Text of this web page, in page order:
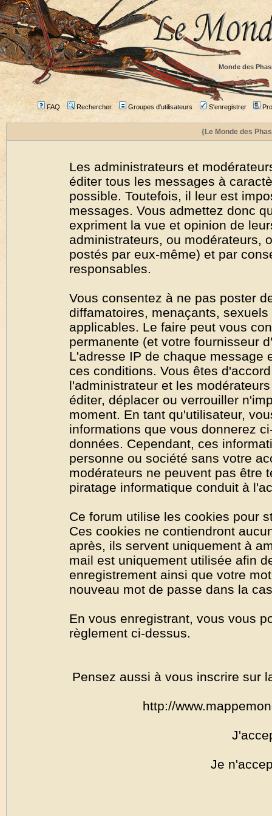
Monde des
FAQ Rechercher Groupes d'utilisateurs S'enregistrer
{Le Monde des
Les administrateurs et
éditer tous les messages à
possible. Toutefois, il leur est
messages. Vous admettez donc
expriment la vue et opinion de
administrateurs, ou modérateurs,
postés par eux-même) et par
responsables.
Vous consentez à ne pas poster
diffamatoires, menaçants,
applicables. Le faire peut vous
permanente (et votre fournisseur
L'adresse IP de chaque message
ces conditions. Vous êtes
l'administrateur et les
éditer, déplacer ou verrouiller
moment. En tant qu'utilisateur,
informations que vous donnerez
données. Cependant, ces
personne ou société sans votre
modérateurs ne peuvent pas être
piratage informatique conduit à
Ce forum utilise les cookies pour
Ces cookies ne contiendront
après, ils servent uniquement à
mail est uniquement utilisée afin
enregistrement ainsi que votre
nouveau mot de passe dans la
En vous enregistrant, vous vous
règlement ci-dessus.
Pensez aussi à vous inscrire sur
http://
Je